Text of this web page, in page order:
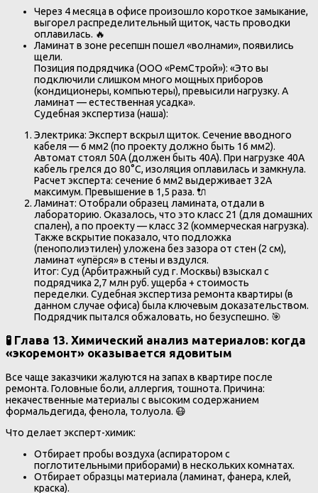
Через 4 месяца в офисе произошло короткое замыкание,
выгорел распределительный щиток, часть проводки
оплавилась. 🔥
Ламинат в зоне ресепшн пошел «волнами», появились
щели.
Позиция подрядчика (ООО «РемСтрой»): «Это вы
подключили слишком много мощных приборов
(кондиционеры, компьютеры), превысили нагрузку. А
ламинат — естественная усадка».
Судебная экспертиза (наша):
Электрика: Эксперт вскрыл щиток. Сечение вводного
кабеля — 6 мм2 (по проекту должно быть 16 мм2).
Автомат стоял 50А (должен быть 40А). При нагрузке 40А
кабель грелся до 80°C, изоляция оплавилась и замкнула.
Расчет эксперта: сечение 6 мм2 выдерживает 32А
максимум. Превышение в 1,5 раза. 🔌
Ламинат: Отобрали образец ламината, отдали в
лабораторию. Оказалось, что это класс 21 (для домашних
спален), а по проекту — класс 32 (коммерческая нагрузка).
Также вскрытие показало, что подложка
(пенополиэтилен) уложена без зазора от стен (2 см),
ламинат «упёрся» в стены и вздулся.
Итог: Суд (Арбитражный суд г. Москвы) взыскал с
подрядчика 2,7 млн руб. ущерба + стоимость
переделки. Судебная экспертиза ремонта квартиры (в
данном случае офиса) была ключевым доказательством.
Подрядчик пытался обжаловать, но безуспешно. 🎯
🧪 Глава 13. Химический анализ материалов: когда
«экоремонт» оказывается ядовитым
Все чаще заказчики жалуются на запах в квартире после
ремонта. Головные боли, аллергия, тошнота. Причина:
некачественные материалы с высоким содержанием
формальдегида, фенола, толуола. 😷
Что делает эксперт-химик:
Отбирает пробы воздуха (аспиратором с
поглотительными приборами) в нескольких комнатах.
Отбирает образцы материала (ламинат, фанера, клей,
краска).